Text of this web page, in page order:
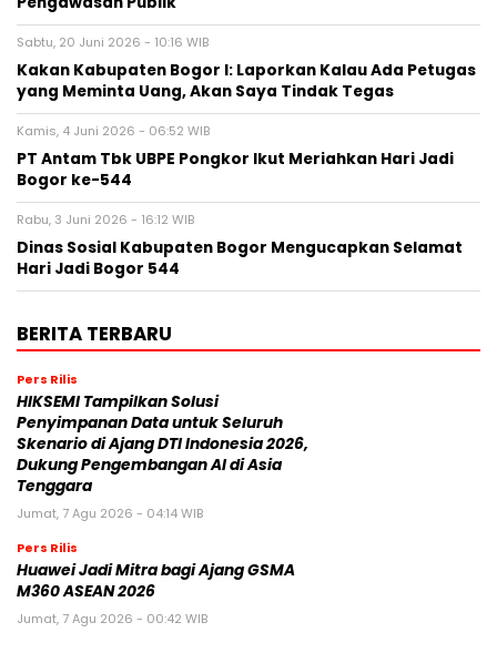
Sabtu, 20 Juni 2026 - 10:16 WIB
Kakan Kabupaten Bogor I: Laporkan Kalau Ada Petugas
yang Meminta Uang, Akan Saya Tindak Tegas
Kamis, 4 Juni 2026 - 06:52 WIB
PT Antam Tbk UBPE Pongkor Ikut Meriahkan Hari Jadi
Bogor ke-544
Rabu, 3 Juni 2026 - 16:12 WIB
Dinas Sosial Kabupaten Bogor Mengucapkan Selamat
Hari Jadi Bogor 544
BERITA TERBARU
Pers Rilis
HIKSEMI Tampilkan Solusi
Penyimpanan Data untuk Seluruh
Skenario di Ajang DTI Indonesia 2026,
Dukung Pengembangan AI di Asia
Tenggara
Jumat, 7 Agu 2026 - 04:14 WIB
Pers Rilis
Huawei Jadi Mitra bagi Ajang GSMA
M360 ASEAN 2026
Jumat, 7 Agu 2026 - 00:42 WIB